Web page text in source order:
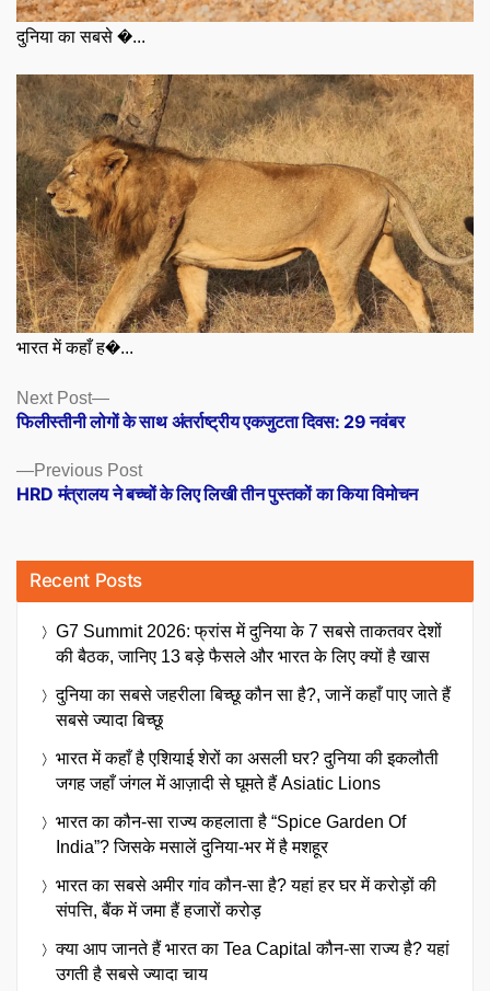
दुनिया का सबसे �...
भारत में कहाँ ह�...
Posts
navigation
Previous PostPrevious
post:
HRD मंत्रालय ने बच्चों के लिए लिखी तीन पुस्तकों का किया विमोचन
Next Post
Next
post:
फिलीस्‍तीनी लोगों के साथ अंतर्राष्‍ट्रीय एकजुटता दिवस: 29 नवंबर
Recent Posts
G7 Summit 2026: फ्रांस में दुनिया के 7 सबसे ताकतवर देशों
की बैठक, जानिए 13 बड़े फैसले और भारत के लिए क्यों है खास
दुनिया का सबसे जहरीला बिच्छू कौन सा है?, जानें कहाँ पाए जाते हैं
सबसे ज्यादा बिच्छू
भारत में कहाँ है एशियाई शेरों का असली घर? दुनिया की इकलौती
जगह जहाँ जंगल में आज़ादी से घूमते हैं Asiatic Lions
भारत का कौन-सा राज्य कहलाता है “Spice Garden Of
India”? जिसके मसालें दुनिया-भर में है मशहूर
भारत का सबसे अमीर गांव कौन-सा है? यहां हर घर में करोड़ों की
संपत्ति, बैंक में जमा हैं हजारों करोड़
क्या आप जानते हैं भारत का Tea Capital कौन-सा राज्य है? यहां
उगती है सबसे ज्यादा चाय